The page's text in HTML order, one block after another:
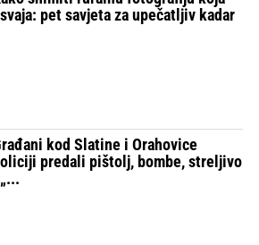
pet savjeta za upečatljiv kadar
kod Slatine i Orahovice
predali pištolj, bombe, streljivo